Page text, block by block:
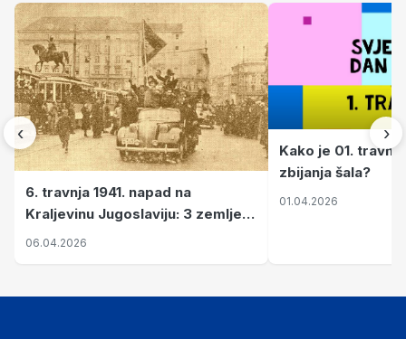
‹
6. travnja 1941. napad na
Kraljevinu Jugoslaviju: 3 zemlje
nastale njenim raspadom
06.04.2026
Kako je 01.
zbijanja šala?
01.04.2026
›